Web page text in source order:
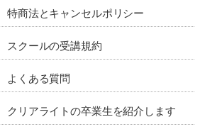
特商法とキャンセルポリシー
スクールの受講規約
よくある質問
クリアライトの卒業生を紹介します